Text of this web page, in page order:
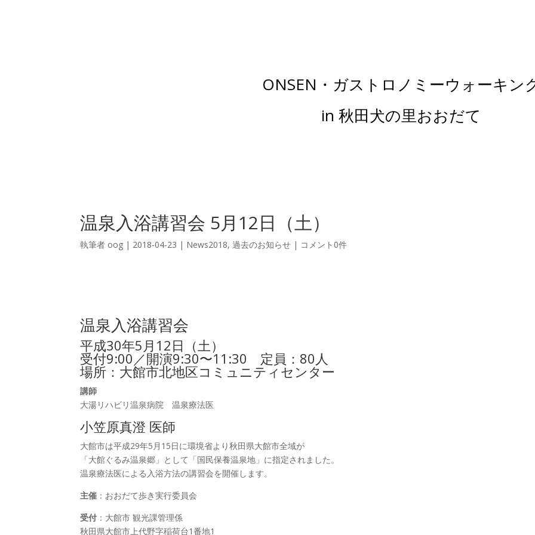
ONSEN・ガストロノミーウォーキン
in 秋田犬の里おおだて
温泉入浴講習会 5月12日（土）
執筆者 oog | 2018-04-23 | News2018,過去のお知らせ | コメント0件
温泉入浴講習会
平成30年5月12日（土）
受付9:00／開演9:30〜11:30 定員：80人
場所：大館市北地区コミュニティセンター
講師
大湯リハビリ温泉病院 温泉療法医
小笠原真澄 医師
大館市は平成29年5月15日に環境省より秋田県大館市全域が
「大館ぐるみ温泉郷」として「国民保養温泉地」に指定されました。
温泉療法医による入浴方法の講習会を開催します。
主催 ：おおだて歩き実行委員会
受付 ：大館市 観光課管理係
秋田県大館市上代野字稲荷台1番地1